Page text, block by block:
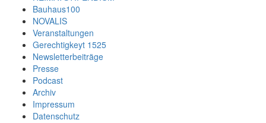
Bauhaus100
NOVALIS
Veranstaltungen
Gerechtigkeyt 1525
Newsletterbeiträge
Presse
Podcast
Archiv
Impressum
Datenschutz